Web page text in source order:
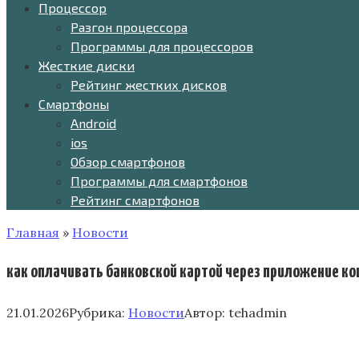
Процессор
Разгон процессора
Программы для процессоров
Жесткие диски
Рейтинг жестких дисков
Смартфоны
Android
ios
Обзор смартфонов
Программы для смартфонов
Рейтинг смартфонов
Главная » Новости
как оплачивать банковской картой через приложение
21.01.2026Рубрика: НовостиАвтор: tehadmin